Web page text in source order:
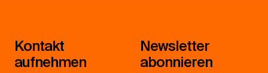
Kontakt
aufnehmen
Newsletter
abonnieren